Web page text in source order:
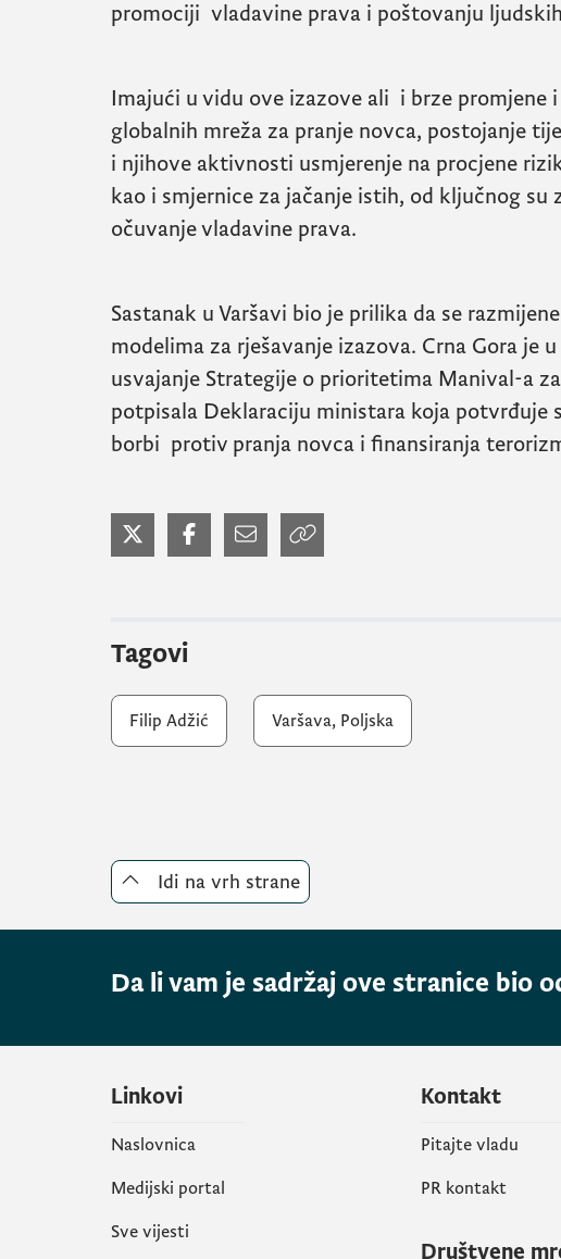
promociji vladavine prava i poštovanju
Imajući u vidu ove izazove ali i brze promjene
globalnih mreža za pranje novca, postojanje
i njihove aktivnosti usmjerenje na procjene
kao i smjernice za jačanje istih, od ključnog su
očuvanje vladavine prava.
Sastanak u Varšavi bio je prilika da se
modelima za rješavanje izazova. Crna Gora je
usvajanje Strategije o prioritetima Manival-a
potpisala Deklaraciju ministara koja potvrđuje
borbi protiv pranja novca i finansiranja
Tagovi
Filip Adžić Varšava, Poljska
Idi na vrh strane
Da li vam je sadržaj ove stranice bio
Linkovi
Naslovnica
Medijski portal
Sve vijesti
Kontakt
Pitajte vladu
PR kontakt
Društvene